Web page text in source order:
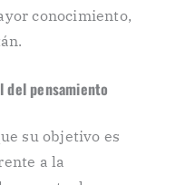
conocimiento,
pensamiento
su objetivo es
a la